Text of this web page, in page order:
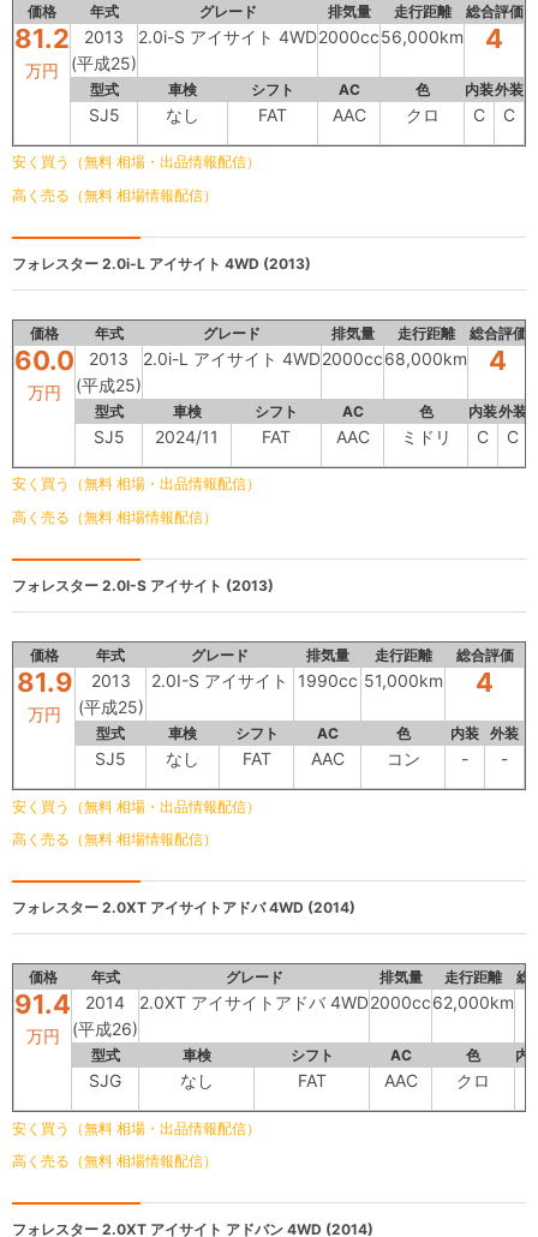
価格 年式 グレード 排気量 走行距離 総合評価
81.2
万円
2013
(平成25)
2.0i-S アイサイト 4WD2000cc56,000km 4
型式 車検 シフト AC 色 内装外装
SJ5 なし FAT AAC クロ C C
安く買う（無料 相場・出品情報配信）
高く売る（無料 相場情報配信）
フォレスター 2.0i-L アイサイト 4WD (2013)
価格 年式 グレード 排気量 走行距離 総合評価
60.0
万円
2013
(平成25)
2.0i-L アイサイト 4WD2000cc68,000km 4
型式 車検 シフト AC 色 内装外装
SJ5 2024/11 FAT AAC ミドリ C C
安く買う（無料 相場・出品情報配信）
高く売る（無料 相場情報配信）
フォレスター 2.0I-S アイサイト (2013)
価格 年式 グレード 排気量 走行距離 総合評価
81.9
万円
2013
(平成25)
2.0I-S アイサイト 1990cc 51,000km 4
型式 車検 シフト AC 色 内装 外装
SJ5 なし FAT AAC コン - -
安く買う（無料 相場・出品情報配信）
高く売る（無料 相場情報配信）
フォレスター 2.0XT アイサイトアドバ 4WD (2014)
価格 年式 グレード 排気量 走行距離 総
91.4
万円
2014
(平成26)
2.0XT アイサイトアドバ 4WD2000cc62,000km
型式 車検 シフト AC 色 内
SJG なし FAT AAC クロ
安く買う（無料 相場・出品情報配信）
高く売る（無料 相場情報配信）
フォレスター 2.0XT アイサイト アドバン 4WD (2014)